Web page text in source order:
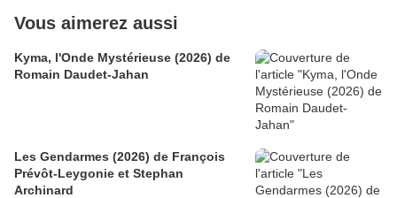
Vous aimerez aussi
Kyma, l'Onde Mystérieuse (2026) de
Romain Daudet-Jahan
Les Gendarmes (2026) de François
Prévôt-Leygonie et Stephan
Archinard